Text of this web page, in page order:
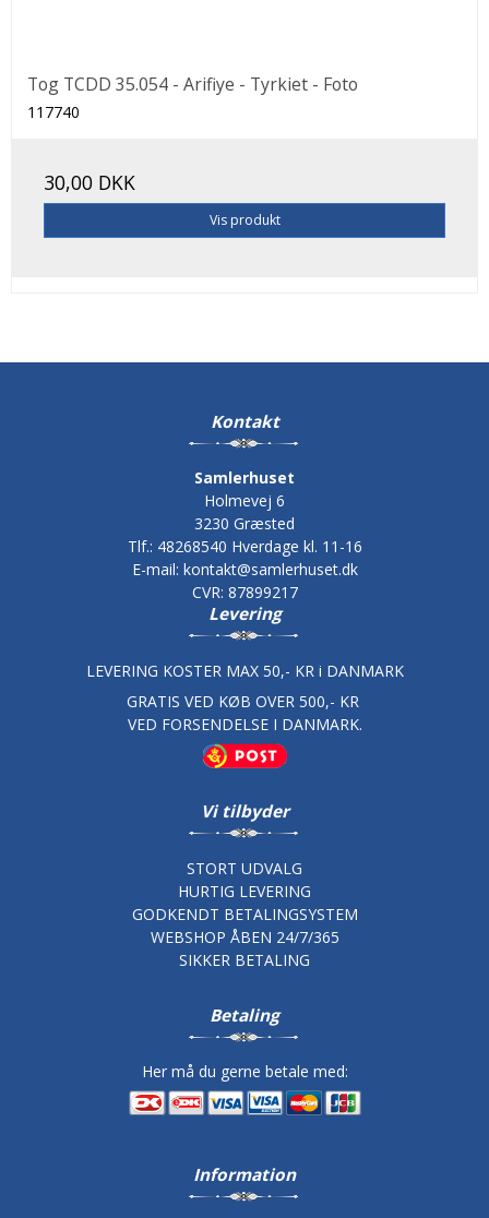
Tog TCDD 35.054 - Arifiye - Tyrkiet - Foto
117740
30,00 DKK
Vis produkt
Kontakt
Samlerhuset
Holmevej 6
3230 Græsted
Tlf.: 48268540 Hverdage kl. 11-16
E-mail: kontakt@samlerhuset.dk
CVR: 87899217
Levering
LEVERING KOSTER MAX 50,- KR i DANMARK
GRATIS VED KØB OVER 500,- KR
VED FORSENDELSE I DANMARK.
Vi tilbyder
STORT UDVALG
HURTIG LEVERING
GODKENDT BETALINGSYSTEM
WEBSHOP ÅBEN 24/7/365
SIKKER BETALING
Betaling
Her må du gerne betale med:
Information